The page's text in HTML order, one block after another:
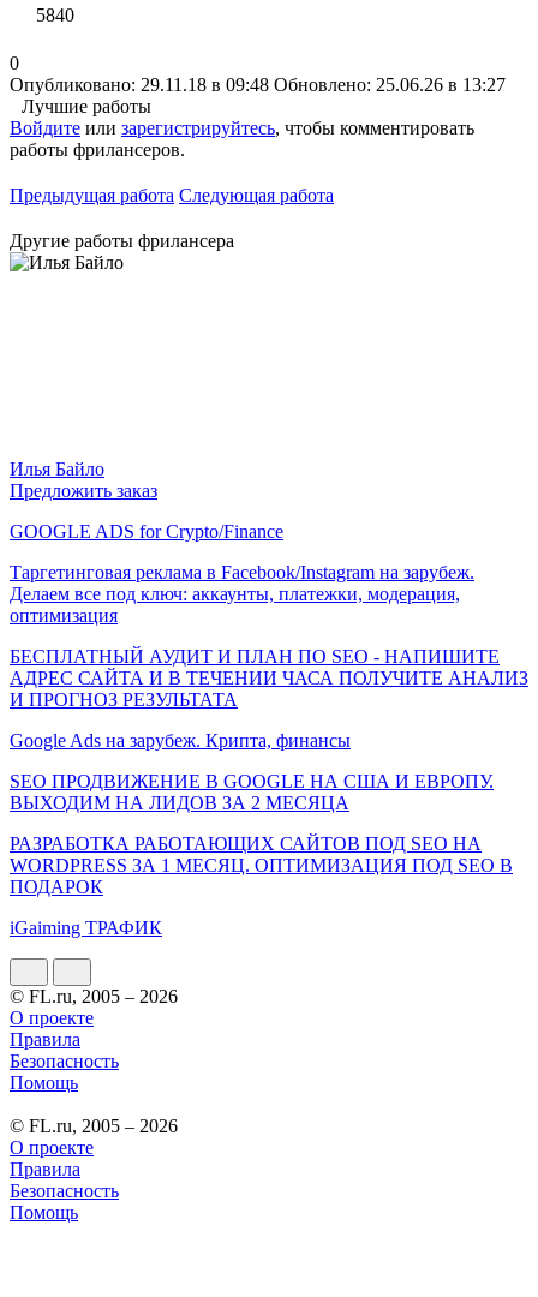
5840
0
Опубликовано: 29.11.18 в 09:48 Обновлено: 25.06.26 в 13:27
Лучшие работы
Войдите или зарегистрируйтесь, чтобы комментировать
работы фрилансеров.
Предыдущая работа Следующая работа
Другие работы фрилансера
Илья Байло
Предложить заказ
GOOGLE ADS for Crypto/Finance
Таргетинговая реклама в Facebook/Instagram на зарубеж.
Делаем все под ключ: аккаунты, платежки, модерация,
оптимизация
БЕСПЛАТНЫЙ АУДИТ И ПЛАН ПО SEO - НАПИШИТЕ
АДРЕС САЙТА И В ТЕЧЕНИИ ЧАСА ПОЛУЧИТЕ АНАЛИЗ
И ПРОГНОЗ РЕЗУЛЬТАТА
Google Ads на зарубеж. Крипта, финансы
SEO ПРОДВИЖЕНИЕ В GOOGLE НА США И ЕВРОПУ.
ВЫХОДИМ НА ЛИДОВ ЗА 2 МЕСЯЦА
РАЗРАБОТКА РАБОТАЮЩИХ САЙТОВ ПОД SEO НА
WORDPRESS ЗА 1 МЕСЯЦ. ОПТИМИЗАЦИЯ ПОД SEO В
ПОДАРОК
iGaiming ТРАФИК
© FL.ru, 2005 – 2026
О проекте
Правила
Безопасность
Помощь
© FL.ru, 2005 – 2026
О проекте
Правила
Безопасность
Помощь